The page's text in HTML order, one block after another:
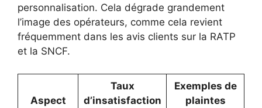
personnalisation. Cela dégrade grandement
l’image des opérateurs, comme cela revient
fréquemment dans les avis clients sur la RATP
et la SNCF.
Aspect
Taux
d’insatisfaction
Exemples de
plaintes